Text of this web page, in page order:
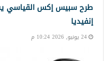
طرح سبيس إكس القياسي
إنفيديا
24 يونيو, 2026 10:24 م